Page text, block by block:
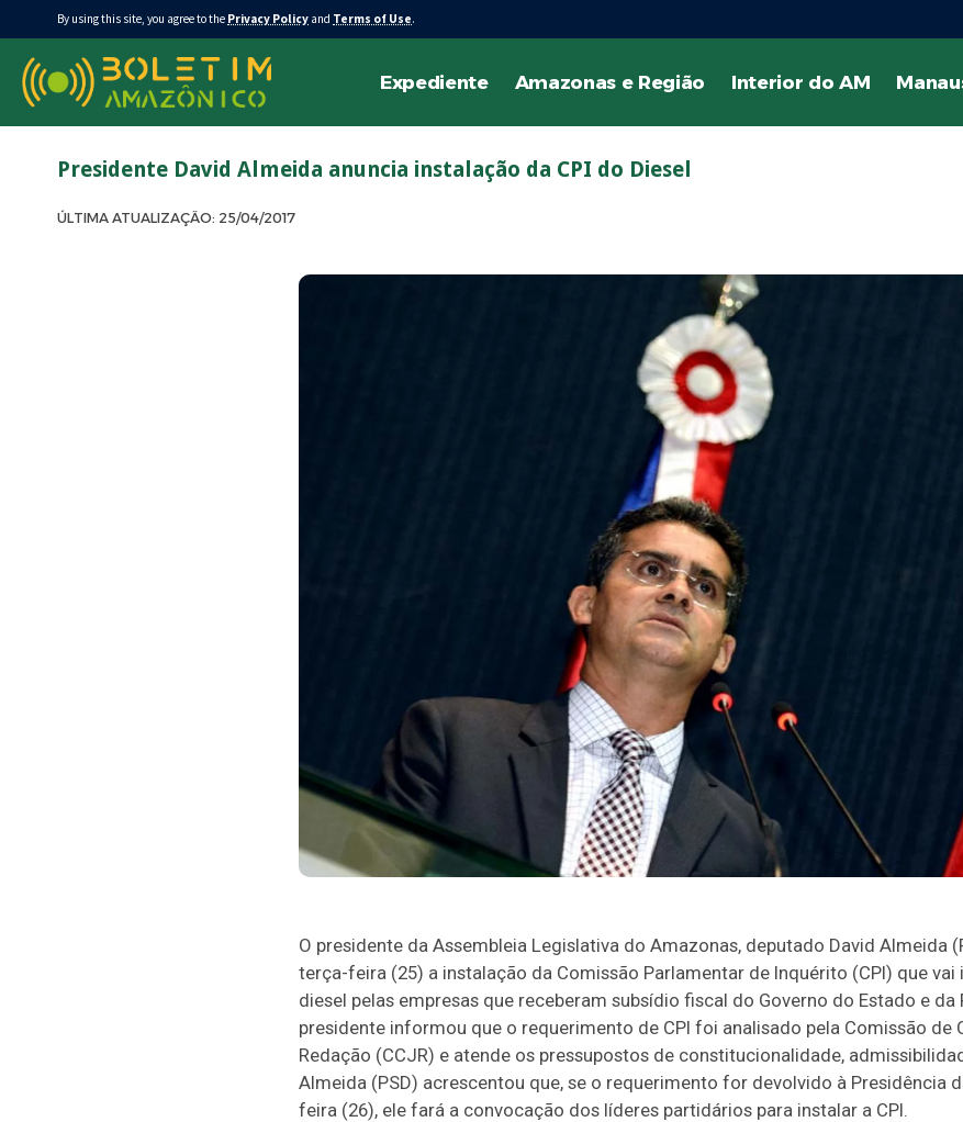
By using this site, you agree to the Privacy Policy and Terms of Use.
Expediente Amazonas e Região Interior do AM
Presidente David Almeida anuncia instalação da CPI do Diesel
ÚLTIMA ATUALIZAÇÃO: 25/04/2017
O presidente da Assembleia Legislativa do Amazonas, deputado David Almeida
terça-feira (25) a instalação da Comissão Parlamentar de Inquérito (CPI) que vai
diesel pelas empresas que receberam subsídio fiscal do Governo do Estado e da
presidente informou que o requerimento de CPI foi analisado pela Comissão de
Redação (CCJR) e atende os pressupostos de constitucionalidade,
Almeida (PSD) acrescentou que, se o requerimento for devolvido à Presidência
feira (26), ele fará a convocação dos líderes partidários para instalar a CPI.